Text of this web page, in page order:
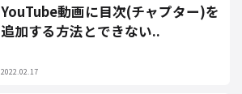
YouTube動画に目次(チャプター)を
追加する方法とできない..
2022.02.17